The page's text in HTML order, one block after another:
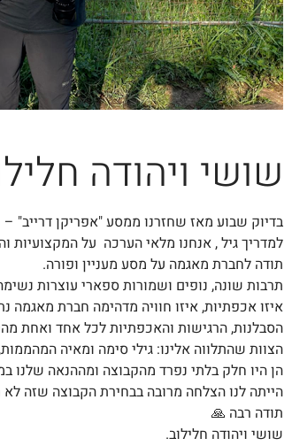
שושי ויהודה
בדיוק שבוע מאז שחזרנו ממסע "אפריקן דרייב" –
למדריך גיל , אנחנו מלאי הערכה על המקצועיות
תודה לחברת מאגמה על מסע מעניין ופורה.
תרבות שונה, נופים ושמורות ספארי עוצרות
איזו אכפתיות, איזו חוויה מדהימה חברת מאגמה
הסבלנות, הרגישות והאכפתיות לכל אחד ואחת
הצוות שהתלווה אלינו: גילי סימה ומאיה
הן היו חלק בלתי נפרד מהקבוצה ומההנאה שלנו
הייתה לנו הצלחה מרובה בבחירת הקבוצה שזה לא
תודה רבה 🙏
שושי ויהודה חלילוב.